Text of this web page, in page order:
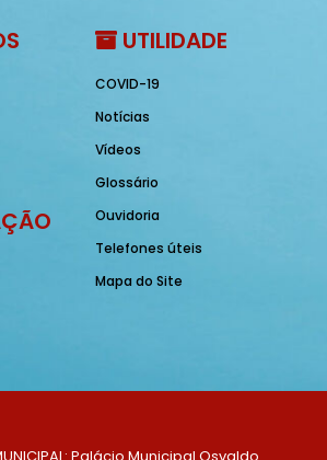
UTILIDADE
COVID-19
Notícias
Vídeos
Glossário
Ouvidoria
Telefones úteis
Mapa do Site